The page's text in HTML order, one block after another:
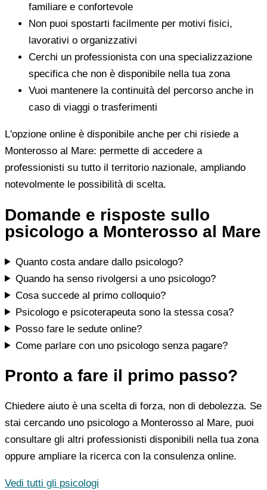
familiare e confortevole
Non puoi spostarti facilmente per motivi fisici,
lavorativi o organizzativi
Cerchi un professionista con una specializzazione
specifica che non è disponibile nella tua zona
Vuoi mantenere la continuità del percorso anche in
caso di viaggi o trasferimenti
L'opzione online è disponibile anche per chi risiede a
Monterosso al Mare: permette di accedere a
professionisti su tutto il territorio nazionale, ampliando
notevolmente le possibilità di scelta.
Domande e risposte sullo
psicologo a Monterosso al Mare
Quanto costa andare dallo psicologo?
Quando ha senso rivolgersi a uno psicologo?
Cosa succede al primo colloquio?
Psicologo e psicoterapeuta sono la stessa cosa?
Posso fare le sedute online?
Come parlare con uno psicologo senza pagare?
Pronto a fare il primo passo?
Chiedere aiuto è una scelta di forza, non di debolezza. Se
stai cercando uno psicologo a Monterosso al Mare, puoi
consultare gli altri professionisti disponibili nella tua zona
oppure ampliare la ricerca con la consulenza online.
Vedi tutti gli psicologi